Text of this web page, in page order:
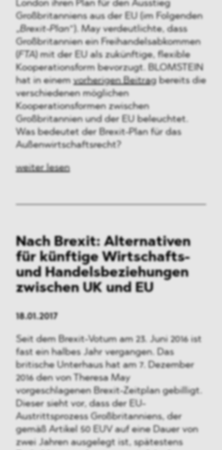
London ihren Plan für den Ausstieg
Großbritanniens aus der EU (im Folgenden
„Brexit-Plan“). May verdeutlichte, dass
Großbritannien ein Freihandelsabkommen
FTA ) mit der EU als zukünftige, flexible
Kooperationsform bevorzugt. BLOMSTEIN
hat in einemvorherigen Beitragbereits die
verschiedenen möglichen
Kooperationsformen zwischen
Großbritannien und der EU beleuchtet.
Was bedeutet der Brexit-Plan für das
Außenwirtschaftsrecht?
weiter lesen
Nach Brexit: Alternativen
für künftige Wirtschafts-
und Handelsbeziehungen
zwischen UK und EU
18.01.2017
Seit dem Brexit-Votum am 23. Juni 2016 ist
fast ein halbes Jahr vergangen. Das
britische Unterhaus hat am 7. Dezember
2016 den von Theresa May
vorgeschlagenen Brexit-Zeitplan gebilligt.
Dieser sieht vor, dass der EU-
Austrittsprozess Großbritanniens, der
gemäß Artikel 50 EUV auf eine Dauer von
zwei Jahren ausgelegt ist, spätestens